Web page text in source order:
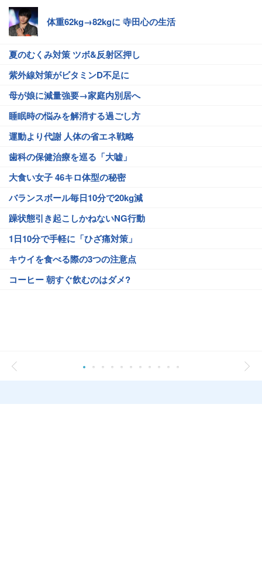
体重62kg→82kgに 寺田心の生活
夏のむくみ対策 ツボ&反射区押し
紫外線対策がビタミンD不足に
母が娘に減量強要→家庭内別居へ
睡眠時の悩みを解消する過ごし方
運動より代謝 人体の省エネ戦略
歯科の保健治療を巡る「大嘘」
大食い女子 46キロ体型の秘密
バランスボール毎日10分で20kg減
躁状態引き起こしかねないNG行動
1日10分で手軽に「ひざ痛対策」
キウイを食べる際の3つの注意点
コーヒー 朝すぐ飲むのはダメ?